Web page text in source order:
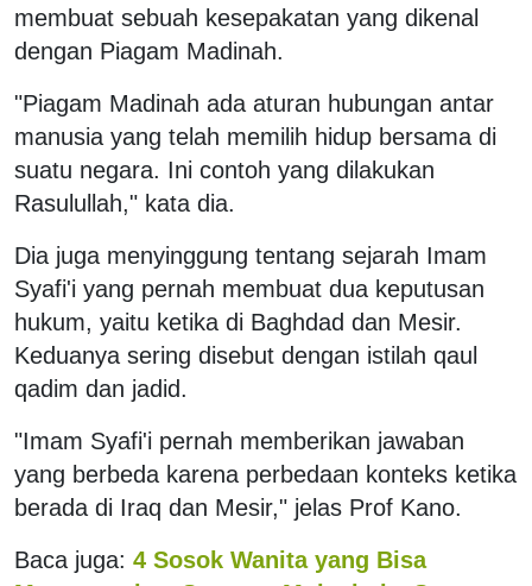
membuat sebuah kesepakatan yang dikenal
dengan Piagam Madinah.
"Piagam Madinah ada aturan hubungan antar
manusia yang telah memilih hidup bersama di
suatu negara. Ini contoh yang dilakukan
Rasulullah," kata dia.
Dia juga menyinggung tentang sejarah Imam
Syafi'i yang pernah membuat dua keputusan
hukum, yaitu ketika di Baghdad dan Mesir.
Keduanya sering disebut dengan istilah qaul
qadim dan jadid.
"Imam Syafi'i pernah memberikan jawaban
yang berbeda karena perbedaan konteks ketika
berada di Iraq dan Mesir," jelas Prof Kano.
Baca juga: 4 Sosok Wanita yang Bisa